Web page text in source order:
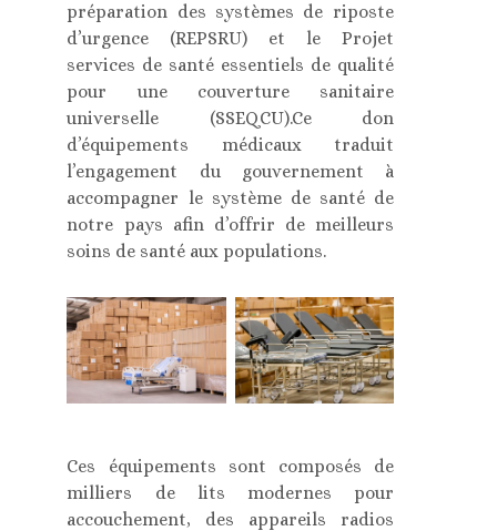
préparation des systèmes de riposte
d’urgence (REPSRU) et le Projet
services de santé essentiels de qualité
pour une couverture sanitaire
universelle (SSEQCU).Ce don
d’équipements médicaux traduit
l’engagement du gouvernement à
accompagner le système de santé de
notre pays afin d’offrir de meilleurs
soins de santé aux populations.
Ces équipements sont composés de
milliers de lits modernes pour
accouchement, des appareils radios